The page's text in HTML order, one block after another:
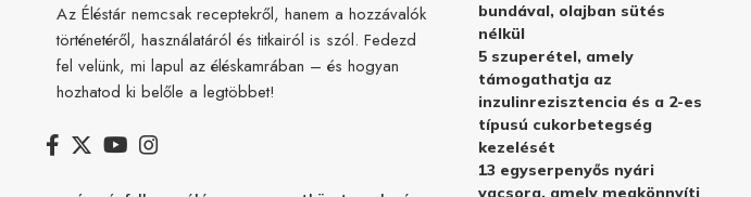
Az Éléstár nemcsak receptekről, hanem a hozzávalók
történetéről, használatáról és titkairól is szól. Fedezd
fel velünk, mi lapul az éléskamrában – és hogyan
hozhatod ki belőle a legtöbbet!
bundával, olajban sütés
nélkül
5 szuperétel, amely
támogathatja az
inzulinrezisztencia és a 2-es
típusú cukorbetegség
kezelését
13 egyserpenyős nyári
vacsora, amely megkönnyíti